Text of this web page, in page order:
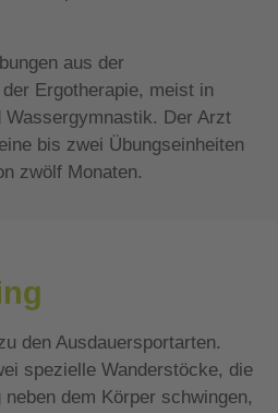
aus der
Ergotherapie, meist in
Wassergymnastik. Der Arzt
bis zwei Übungseinheiten
zwölf Monaten.
den Ausdauersportarten.
spezielle Wanderstöcke, die
dem Körper schwingen,